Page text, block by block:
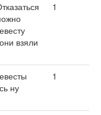
взяли
1
ну
1